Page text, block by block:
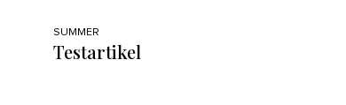
SUMMER
Testartikel